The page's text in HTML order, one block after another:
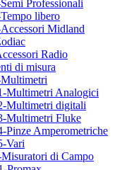
Professionali
libero
Midland
Radio
di misura
Multimetri Analogici
Multimetri digitali
Multimetri Fluke
Pinze Amperometriche
Vari
di Campo